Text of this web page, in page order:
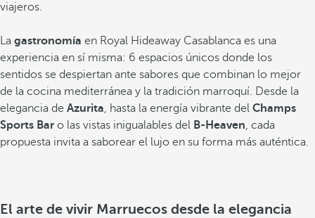
viajeros.
La gastronomía en Royal Hideaway Casablanca es una
experiencia en sí misma: 6 espacios únicos donde los
sentidos se despiertan ante sabores que combinan lo mejor
de la cocina mediterránea y la tradición marroquí. Desde la
elegancia de Azurita, hasta la energía vibrante del Champs
Sports Bar o las vistas inigualables del B-Heaven, cada
propuesta invita a saborear el lujo en su forma más auténtica.
El arte de vivir Marruecos desde la elegancia